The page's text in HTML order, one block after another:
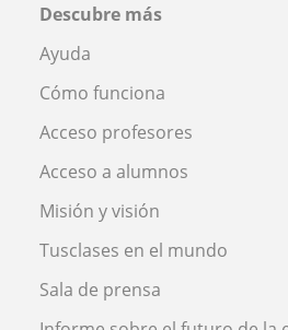
Descubre más
Ayuda
Cómo funciona
Acceso profesores
Acceso a alumnos
Misión y visión
Tusclases en el mundo
Sala de prensa